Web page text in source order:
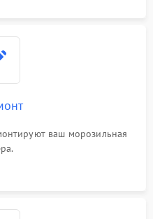
ваш морозильная